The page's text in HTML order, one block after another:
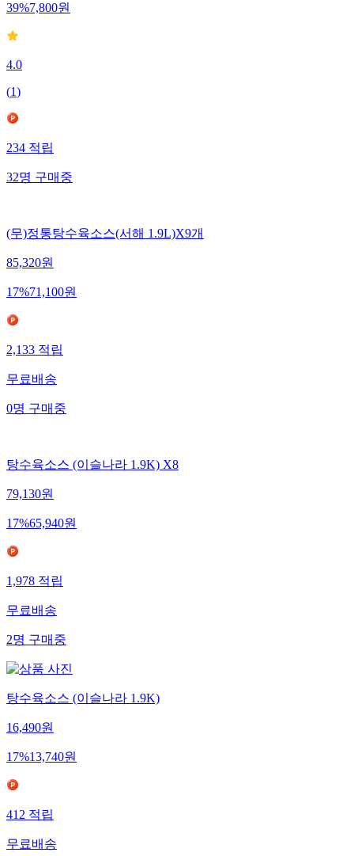
39%7,800원
4.0
(1)
234 적립
32명 구매중
(무)정통탕수육소스(서해 1.9L)X9개
85,320원
17%71,100원
2,133 적립
무료배송
0명 구매중
탕수육소스 (이슬나라 1.9K) X8
79,130원
17%65,940원
1,978 적립
무료배송
2명 구매중
탕수육소스 (이슬나라 1.9K)
16,490원
17%13,740원
412 적립
무료배송